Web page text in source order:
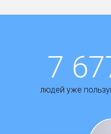
7
людей уже